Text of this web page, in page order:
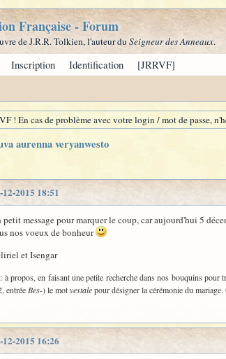
Française - Forum
de J.R.R. Tolkien, l'auteur du Seigneur des Anneaux.
Inscription Identification [JRRVF]
! En cas de problème avec votre login / mot de passe,
aurenna veryanwesto
12-2015 18:51
petit message pour marquer le coup, car aujourd'hui 5
nos voeux de bonheur
et Isengar
à propos, en faisant une petite recherche dans nos bouquins
entrée Bes-) le motvestalepour désigner la cérémonie du mariage.
12-2015 16:26